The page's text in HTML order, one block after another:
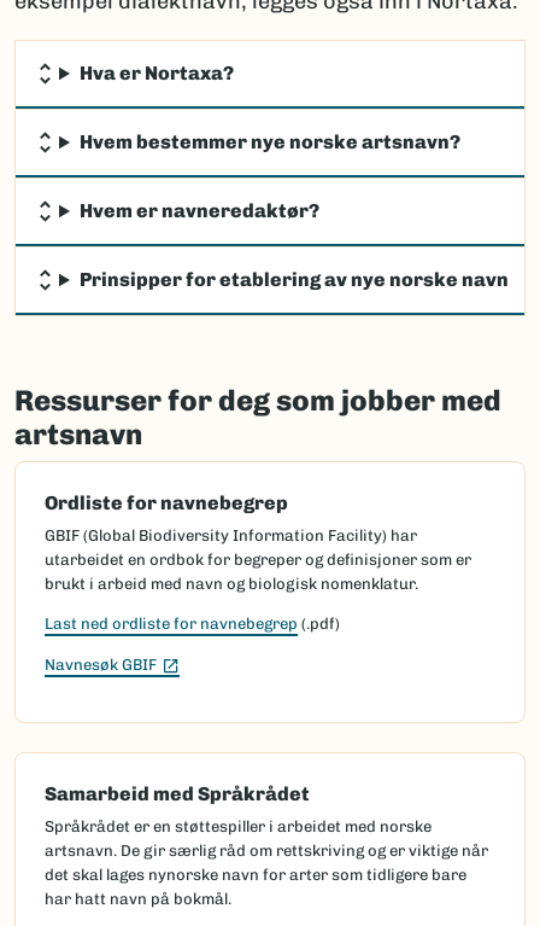
Hva er Nortaxa?
Hvem bestemmer nye norske artsnavn?
Hvem er navneredaktør?
Prinsipper for etablering av nye norske navn
Ressurser for deg som jobber med
artsnavn
Ordliste for navnebegrep
GBIF (Global Biodiversity Information Facility) har
utarbeidet en ordbok for begreper og definisjoner som er
brukt i arbeid med navn og biologisk nomenklatur.
Last ned ordliste for navnebegrep (.pdf)
Navnesøk GBIF (Ekstern lenke)
Samarbeid med Språkrådet
Språkrådet er en støttespiller i arbeidet med norske
artsnavn. De gir særlig råd om rettskriving og er viktige når
det skal lages nynorske navn for arter som tidligere bare
har hatt navn på bokmål.